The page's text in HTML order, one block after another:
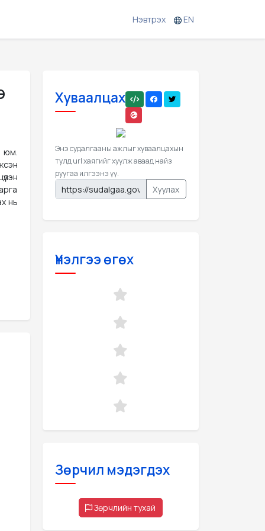
Нэвтрэх EN
юм.
нь
Хуваалцах
Энэ судалгааны ажлыг хуваалцахын
тулд url хаягийг хуулж аваад найз
руугаа илгээнэ үү.
Хуулах
Үнэлгээ өгөх
Зөрчил мэдэгдэх
Зөрчлийн тухай